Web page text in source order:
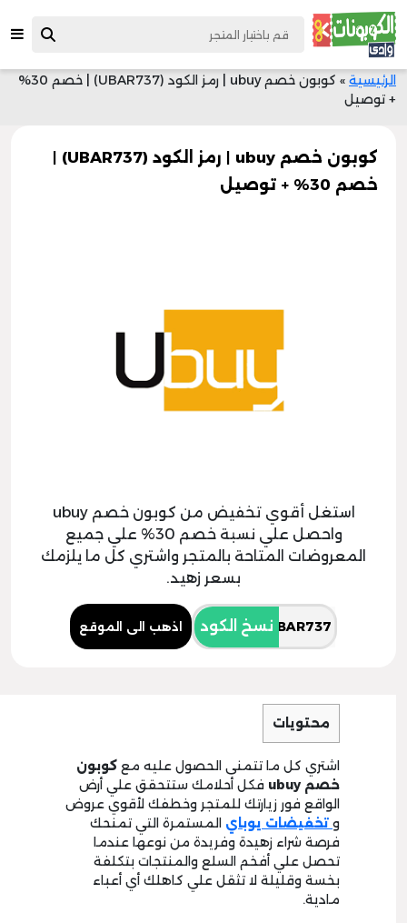
الرئيسية »
كوبون خصم ubuy | رمز الكود (UBAR737) | خصم 30%
+ توصيل
كوبون خصم ubuy | رمز الكود (UBAR737) |
خصم 30% + توصيل
استغل أقوي تخفيض من كوبون خصم ubuy
واحصل علي نسبة خصم 30% علي جميع
المعروضات المتاحة بالمتجر واشتري كل ما يلزمك
بسعر زهيد.
نسخ الكود اذهب الى الموقع
محتويات
اشتري كل ما تتمنى الحصول عليه مع كوبون
خصمubuy فكل أحلامك ستتحقق علي أرض
الواقع فور زيارتك للمتجر وخطفك لأقوي عروض
و تخفيضات يوباي المستمرة التي تمنحك
فرصة شراء زهيدة وفريدة من نوعها عندما
تحصل علي أفخم السلع والمنتجات بتكلفة
بخسة وقليلة لا تثقل علي كاهلك أي أعباء
مادية.